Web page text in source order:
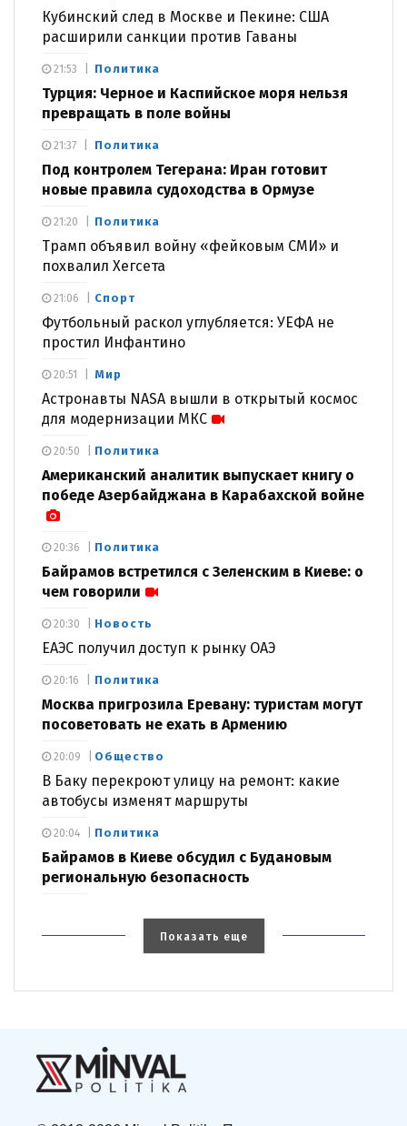
Кубинский след в Москве и Пекине: США
расширили санкции против Гаваны
Политика
Турция: Черное и Каспийское моря нельзя
превращать в поле войны
21:53
Политика
Под контролем Тегерана: Иран готовит
новые правила судоходства в Ормузе
21:37
Политика
Трамп объявил войну «фейковым СМИ» и
похвалил Хегсета
21:20
Спорт
Футбольный раскол углубляется: УЕФА не
простил Инфантино
21:06
Мир
Астронавты NASA вышли в открытый космос
для модернизации МКС
20:51
Политика
Американский аналитик выпускает книгу о
победе Азербайджана в Карабахской войне
20:50
Политика
Байрамов встретился с Зеленским в Киеве: о
чем говорили
20:36
Новость
ЕАЭС получил доступ к рынку ОАЭ
20:30
Политика
Москва пригрозила Еревану: туристам могут
посоветовать не ехать в Армению
20:16
Общество
В Баку перекроют улицу на ремонт: какие
автобусы изменят маршруты
20:09
Политика
Байрамов в Киеве обсудил с Будановым
региональную безопасность
20:04
Показать еще